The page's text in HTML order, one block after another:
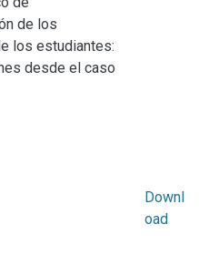
de los
los estudiantes:
desde el caso
Downl
oad